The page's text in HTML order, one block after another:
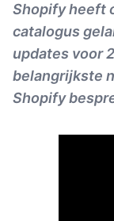
Shopify heeft
catalogus
updates voor
belangrijkste
Shopify